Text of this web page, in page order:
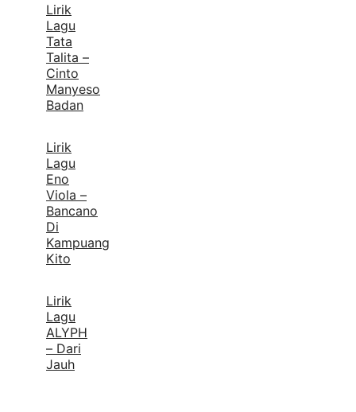
Lirik
Lagu
Tata
Talita –
Cinto
Manyeso
Badan
Lirik
Lagu
Eno
Viola –
Bancano
Di
Kampuang
Kito
Lirik
Lagu
ALYPH
– Dari
Jauh